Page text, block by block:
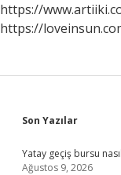
https://
https://
Sidebar
Son Yazılar
Yatay geçiş bursu nasıl
Ağustos 9, 2026